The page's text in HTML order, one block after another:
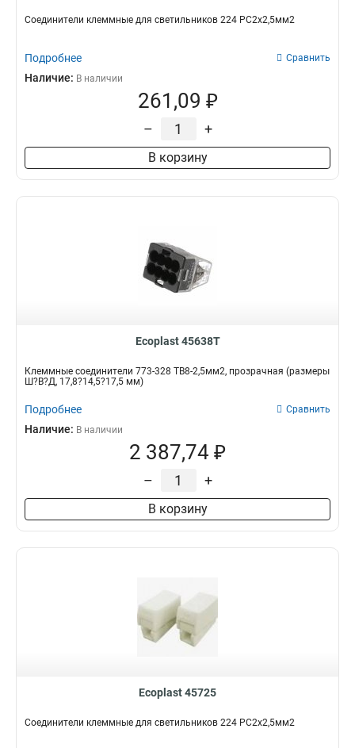
Соединители клеммные для светильников 224 PC2х2,5мм2
Подробнее Сравнить
Наличие: В наличии
261,09 ₽
– +
В корзину
Ecoplast 45638T
Клеммные соединители 773-328 ТВ8-2,5мм2, прозрачная (размеры
Ш?В?Д, 17,8?14,5?17,5 мм)
Подробнее Сравнить
Наличие: В наличии
2 387,74 ₽
– +
В корзину
Ecoplast 45725
Соединители клеммные для светильников 224 PC2х2,5мм2